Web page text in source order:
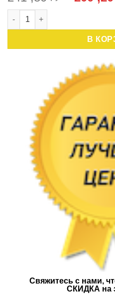
241
,80
Количество товара
В
Свяжитесь с нами,
СКИДКА на